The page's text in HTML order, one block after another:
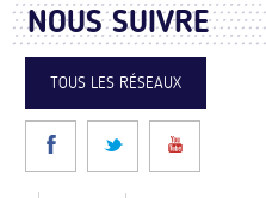
NOUS SUIVRE
TOUS LES RÉSEAUX